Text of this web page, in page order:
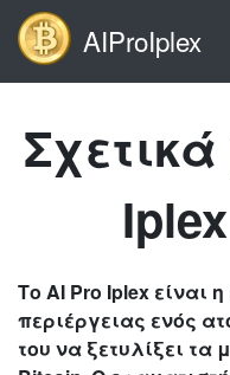
AIProIplex
Το AI Pro Iplex είναι
περιέργειας ενός
του να ξετυλίξει